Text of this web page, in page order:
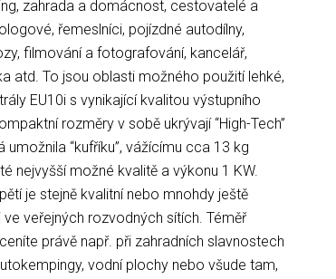
zahrada a domácnost, cestovatelé a
řemeslníci, pojízdné autodílny,
filmování a fotografování, kancelář,
atd. To jsou oblasti možného použití lehké,
EU10i s vynikající kvalitou výstupního
rozměry v sobě ukrývají “High-Tech”
“kufříku”, vážícímu cca 13 kg
nejvyšší možné kvalitě a výkonu 1 KW.
je stejně kvalitní nebo mnohdy ještě
veřejných rozvodných sítích. Téměř
právě např. při zahradních slavnostech
vodní plochy nebo všude tam,